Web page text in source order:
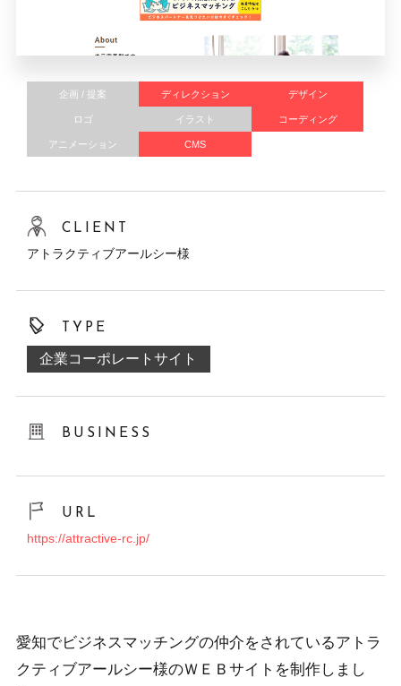
企画 / 提案 ディレクション デザイン
ロゴ イラスト コーディング
アニメーション CMS
CLIENT
アトラクティブアールシー様
TYPE
企業コーポレートサイト
BUSINESS
URL
https://attractive-rc.jp/
愛知でビジネスマッチングの仲介をされているアトラ
クティブアールシー様のＷＥＢサイトを制作しまし